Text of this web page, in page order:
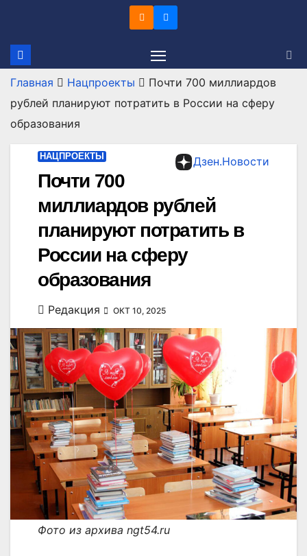
содержимому
Главная Нацпроекты
Почти 700 миллиардов
рублей планируют потратить в России на сферу
образования
Дзен.Новости
НАЦПРОЕКТЫ
Почти 700
миллиардов рублей
планируют потратить в
России на сферу
образования
Редакция ОКТ 10, 2025
Фото из архива ngt54.ru